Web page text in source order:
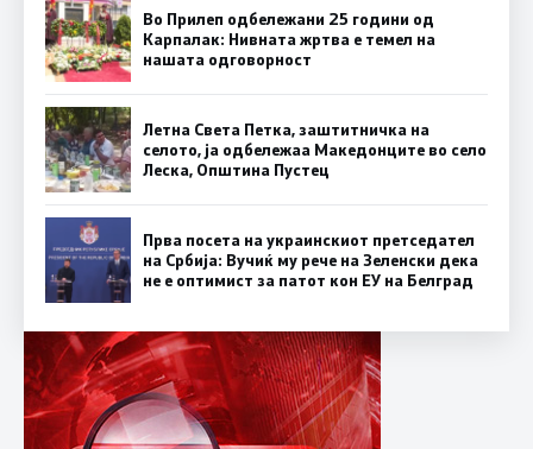
Во Прилеп одбележани 25 години од
Карпалак: Нивната жртва е темел на
нашата одговорност
Летна Света Петка, заштитничка на
селото, ја одбележаа Македонците во село
Леска, Општина Пустец
Прва посета на украинскиот претседател
на Србија: Вучиќ му рече на Зеленски дека
не е оптимист за патот кон ЕУ на Белград